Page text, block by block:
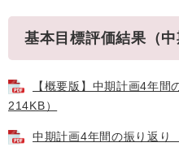
基本目標評価結果（中
【概要版】中期計画4年間
214KB）
中期計画4年間の振り返り